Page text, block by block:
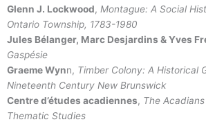
Glenn J. Lockwood, Montague: A Social
Ontario Township, 1783-1980
Jules Bélanger, Marc Desjardins & Yves
Gaspésie
Graeme Wynn, Timber Colony: A Historical
Nineteenth Century New Brunswick
Centre d’études acadiennes, The
Thematic Studies